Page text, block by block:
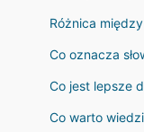
Różnica
Co oznacza
Co jest lepsze
Co warto